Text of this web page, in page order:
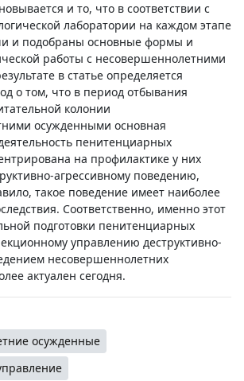
и то, что в соответствии с
лаборатории на каждом этапе
и подобраны основные формы и
работы с несовершеннолетними
в статье определяется
о том, что в период отбывания
колонии
осужденными основная
пенитенциарных
на профилактике у них
агрессивному поведению,
такое поведение имеет наиболее
Соответственно, именно этот
подготовки пенитенциарных
управлению деструктивно-
несовершеннолетних
актуален сегодня.
осужденные